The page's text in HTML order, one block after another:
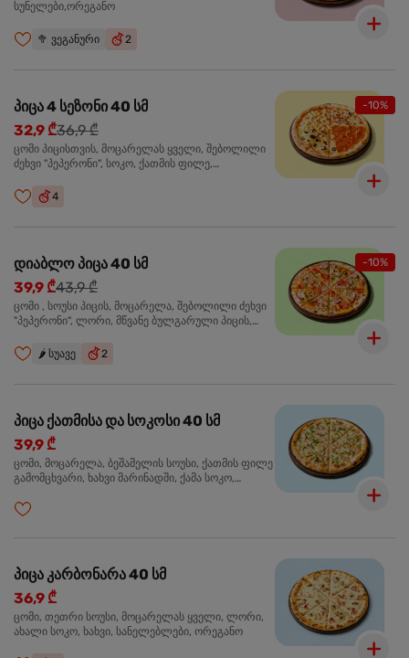
სუნელები,ორეგანო
🥦 ვეგანური 2
-10%
პიცა 4 სეზონი 40 სმ
32,9 ₾36,9 ₾
ცომი პიცისთვის, მოცარელას ყველი, შებოლილი
ძეხვი "პეპერონი", სოკო, ქათმის ფილე,
4
-10%
დიაბლო პიცა 40 სმ
39,9 ₾43,9 ₾
ცომი , სოუსი პიცის, მოცარელა, შებოლილი ძეხვი
"პეპერონი", ლორი, მწვანე ბულგარული პიცის,
🌶️ სუავე 2
პიცა ქათმისა და სოკოსი 40 სმ
39,9 ₾
ცომი, მოცარელა, ბეშამელის სოუსი, ქათმის ფილე
გამომცხვარი, ხახვი მარინადში, ქამა სოკო,
პიცა კარბონარა 40 სმ
36,9 ₾
ცომი, თეთრი სოუსი, მოცარელას ყველი, ლორი,
ახალი სოკო, ხახვი, სანელებლები, ორეგანო